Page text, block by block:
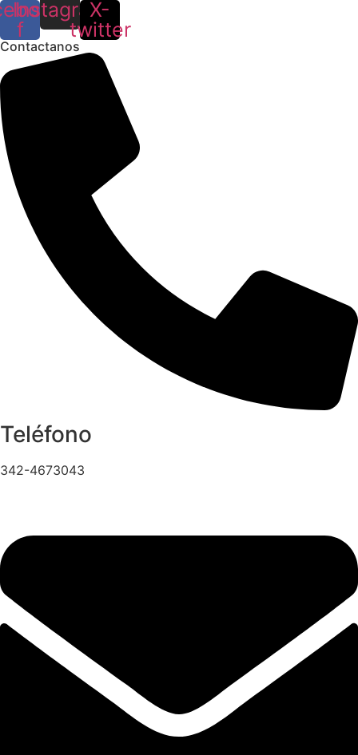
f
Instagram
X-
twitter
Contactanos
Teléfono
342-4673043